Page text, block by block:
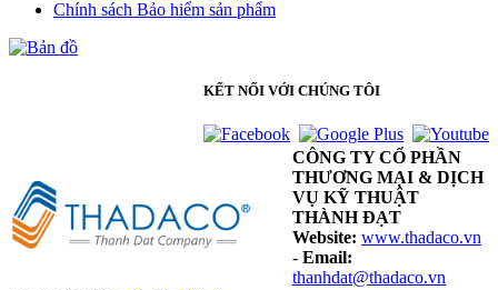
Chính sách Bảo hiểm sản phẩm
KẾT NỐI VỚI CHÚNG TÔI
CÔNG TY CỔ PHẦN
THƯƠNG MẠI & DỊCH
VỤ KỸ THUẬT
THÀNH ĐẠT
Website: www.thadaco.vn
- Email:
thanhdat@thadaco.vn